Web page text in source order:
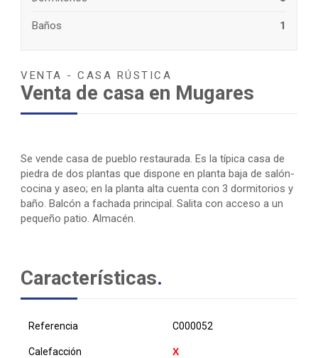
VENTA - CASA RÚSTICA
Venta de casa en Mugares
Se vende casa de pueblo restaurada. Es la típica casa de
piedra de dos plantas que dispone en planta baja de salón-
cocina y aseo; en la planta alta cuenta con 3 dormitorios y
baño. Balcón a fachada principal. Salita con acceso a un
pequeño patio. Almacén.
Baños 1
Características.
Referencia C000052
Calefacción